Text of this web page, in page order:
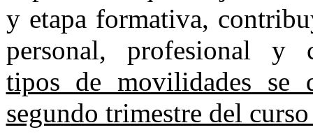
y etapa formativa,
personal, profesional y
tipos de movilidades se
segundo trimestre del